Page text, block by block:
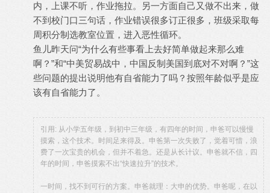
内，上课不听，作业拖拉。另一方面自己又做不出来，做
不到校门口三句话，作业错误很多订正很多，班级采取每
周积分制选教室位置，进入恶性循环。
鱼儿昨天问“为什么有些事看上去好简单做起来那么难
啊？”和“中美贸易战中，中国反制美国到底对不对啊？”这
些问题的提出说明他有自省能力了吗？按照年龄似乎是应
该有自省能力了。
引用: 从小学五年级，到初中三年级，有四年的时间，申爸可以慢慢
摸索，这个技术。时间足来得及。申爸第一次失败了，觉着可惜，浪
费了一次宝贵的机会，但并不着急。还是从长计议。申爸就不信，四
年的时间，申爸摸索不出“快速拉升”的技术。
一时间，找不到可行的方案。申爸就理：大申的优势。申爸呢，在以